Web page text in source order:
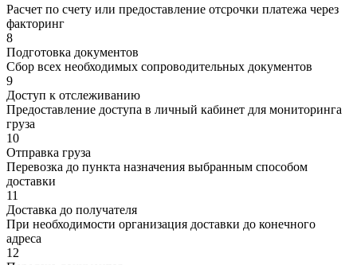
Расчет по счету или предоставление отсрочки платежа через
факторинг
8
Подготовка документов
Сбор всех необходимых сопроводительных документов
9
Доступ к отслеживанию
Предоставление доступа в личный кабинет для мониторинга
груза
10
Отправка груза
Перевозка до пункта назначения выбранным способом
доставки
11
Доставка до получателя
При необходимости организация доставки до конечного
адреса
12